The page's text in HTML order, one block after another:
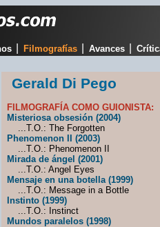
Filmografías Avances
Gerald Di Pego
FILMOGRAFÍA COMO GUIONISTA:
Misteriosa obsesión (2004)
...T.O.: The Forgotten
Phenomenon II (2003)
...T.O.: Phenomenon II
Mirada de ángel (2001)
...T.O.: Angel Eyes
Mensaje en una botella (1999)
...T.O.: Message in a Bottle
Instinto (1999)
...T.O.: Instinct
Mundos paralelos (1998)